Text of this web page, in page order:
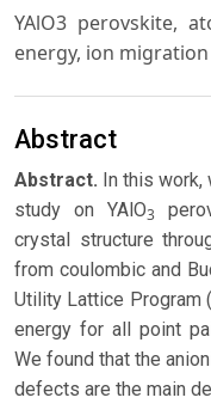
YAlO3 perovskite,
energy, ion migration
Abstract
Abstract. In this work,
study on YAlO3
crystal structure
from coulombic and
Utility Lattice Program
energy for all point
We found that the
defects are the main